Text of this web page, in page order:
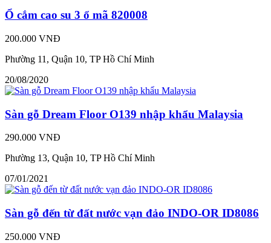
Ổ cắm cao su 3 ổ mã 820008
200.000 VNĐ
Phường 11, Quận 10, TP Hồ Chí Minh
20/08/2020
Sàn gỗ Dream Floor O139 nhập khẩu Malaysia
290.000 VNĐ
Phường 13, Quận 10, TP Hồ Chí Minh
07/01/2021
Sàn gỗ đến từ đất nước vạn đảo INDO-OR ID8086
250.000 VNĐ